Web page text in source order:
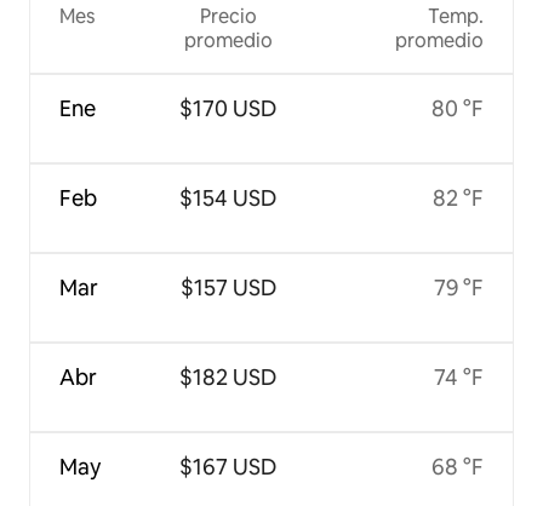
Mes
Ene
Feb
Mar
Abr
May
Precio
promedio
$170 USD
$154 USD
$157 USD
$182 USD
$167 USD
Temp.
promedio
80 °F
82 °F
79 °F
74 °F
68 °F